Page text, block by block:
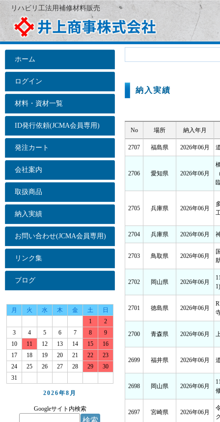
リハビリ工法用補修材料販売
ホーム
ログイン
材料・資材一覧
ID発行依頼(JCMA会員専用)
発注カート
会社案内
取扱商品
納入実績
お問い合わせ(JCMA会員専用)
リンク集
ブログ
月 火 水 木 金 土
日
1
2
3
4 5 6 7 8
9
10
11 12 13 14 15
16
17
18 19 20 21 22
23
24
25 26 27 28 29
30
31
2026年8月
Googleサイト内検索
納入実績
No 場所 納入年月
2707 福島県 2026年06月
2706 愛知県 2026年06月
2705 兵庫県 2026年06月
2704 兵庫県 2026年06月
2703 鳥取県 2026年06月
2702 岡山県 2026年06月
2701 徳島県 2026年06月
2700 青森県 2026年06月
2699 福井県 2026年06月
2698 岡山県 2026年06月
2697 宮崎県 2026年06月